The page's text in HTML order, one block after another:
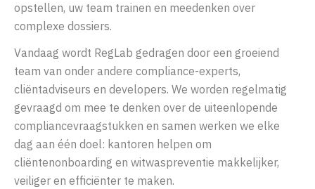
opstellen, uw team trainen en meedenken over
complexe dossiers.
Vandaag wordt RegLab gedragen door een groeiend
team van onder andere compliance-experts,
cliëntadviseurs en developers. We worden regelmatig
gevraagd om mee te denken over de uiteenlopende
compliancevraagstukken en samen werken we elke
dag aan één doel: kantoren helpen om
cliëntenonboarding en witwaspreventie makkelijker,
veiliger en efficiënter te maken.